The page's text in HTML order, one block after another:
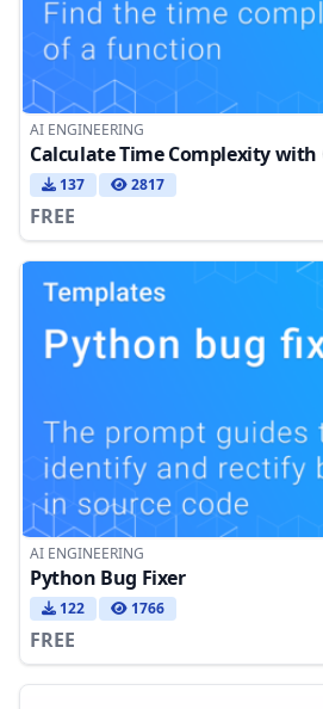
AI ENGINEERING
Calculate Time Complexity with
137 2817
FREE
AI ENGINEERING
Python Bug Fixer
122 1766
FREE